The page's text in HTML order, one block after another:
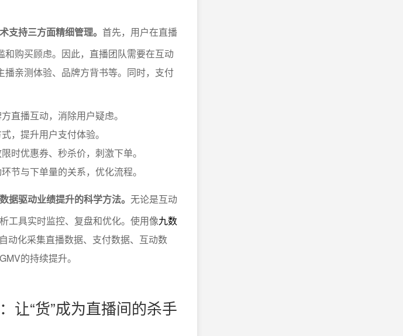
支持三方面精细管理。 首先，用户在直播
和购买顾虑。因此，直播团队需要在互动
播亲测体验、品牌方背书等。同时，支付
直播互动，消除用户疑虑。
，提升用户支付体验。
时优惠券、秒杀价，刺激下单。
节与下单量的关系，优化流程。
据驱动业绩提升的科学方法。 无论是互动
工具实时监控、复盘和优化。使用像九数
动化采集直播数据、支付数据、互动数
的持续提升。
让“货”成为直播间的杀手